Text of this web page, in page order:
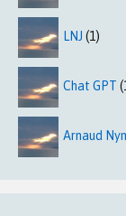
LNJ (1)
Chat GPT
Arnaud